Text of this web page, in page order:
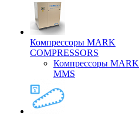
Компрессоры MARK
COMPRESSORS
Компрессоры MARK
MMS